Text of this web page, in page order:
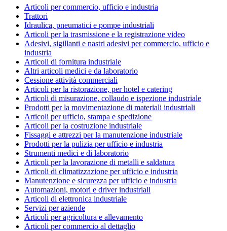
Articoli per commercio, ufficio e industria
Trattori
Idraulica, pneumatici e pompe industriali
Articoli per la trasmissione e la registrazione video
Adesivi, sigillanti e nastri adesivi per commercio, ufficio e
industria
Articoli di fornitura industriale
Altri articoli medici e da laboratorio
Cessione attività commerciali
Articoli per la ristorazione, per hotel e catering
Articoli di misurazione, collaudo e ispezione industriale
Prodotti per la movimentazione di materiali industriali
Articoli per ufficio, stampa e spedizione
Articoli per la costruzione industriale
Fissaggi e attrezzi per la manutenzione industriale
Prodotti per la pulizia per ufficio e industria
Strumenti medici e di laboratorio
Articoli per la lavorazione di metalli e saldatura
Articoli di climatizzazione per ufficio e industria
Manutenzione e sicurezza per ufficio e industria
Automazioni, motori e driver industriali
Articoli di elettronica industriale
Servizi per aziende
Articoli per agricoltura e allevamento
Articoli per commercio al dettaglio